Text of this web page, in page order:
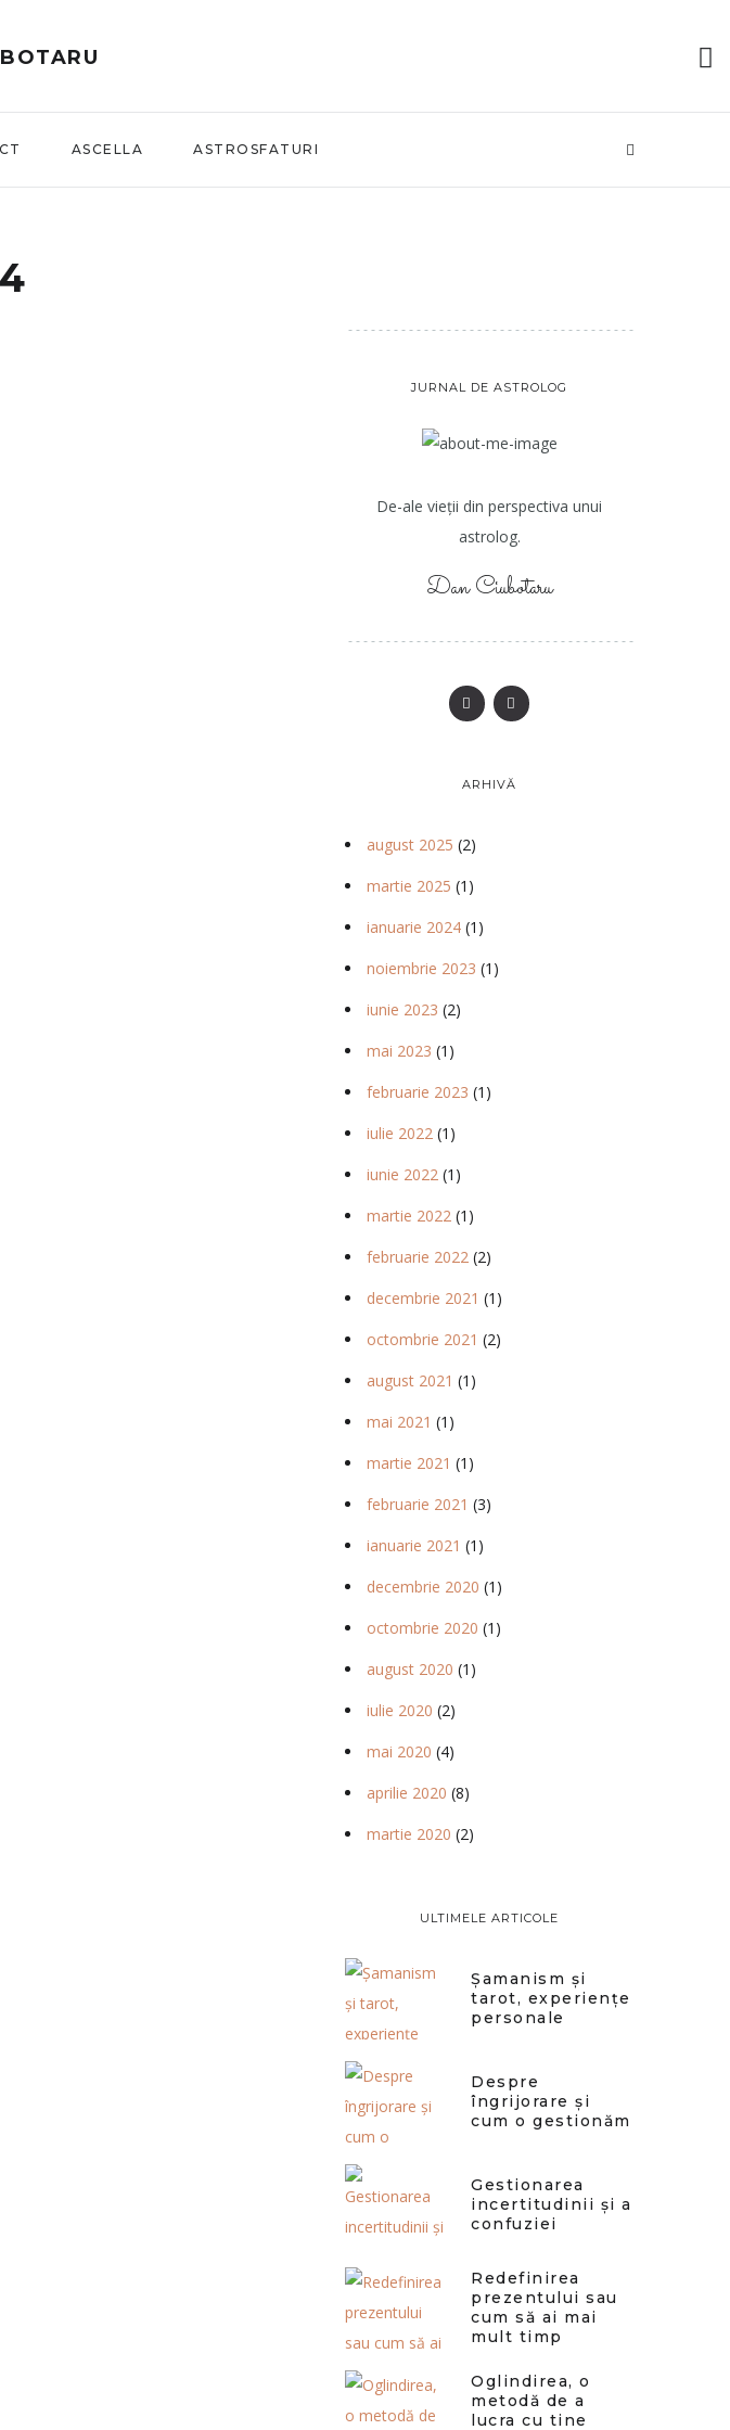
ASCELLA ASTROSFATURI
JURNAL DE ASTROLOG
De-ale vieții din perspectiva unui
astrolog.
Dan Ciubotaru
ARHIVĂ
august 2025 (2)
martie 2025 (1)
ianuarie 2024 (1)
noiembrie 2023 (1)
iunie 2023 (2)
mai 2023 (1)
februarie 2023 (1)
iulie 2022 (1)
iunie 2022 (1)
martie 2022 (1)
februarie 2022 (2)
decembrie 2021 (1)
octombrie 2021 (2)
august 2021 (1)
mai 2021 (1)
martie 2021 (1)
februarie 2021 (3)
ianuarie 2021 (1)
decembrie 2020 (1)
octombrie 2020 (1)
august 2020 (1)
iulie 2020 (2)
mai 2020 (4)
aprilie 2020 (8)
martie 2020 (2)
ULTIMELE ARTICOLE
Șamanism și
tarot, experiențe
personale
Despre
îngrijorare și
cum o gestionăm
Gestionarea
incertitudinii și a
confuziei
Redefinirea
prezentului sau
cum să ai mai
mult timp
Oglindirea, o
metodă de a
lucra cu tine